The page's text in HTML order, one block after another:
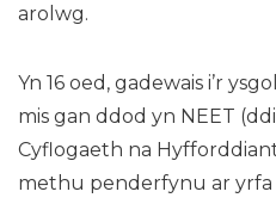
arolwg.
Yn 16 oed, gadewais i’r
mis gan ddod yn NEET
Cyflogaeth na
methu penderfynu ar yrfa